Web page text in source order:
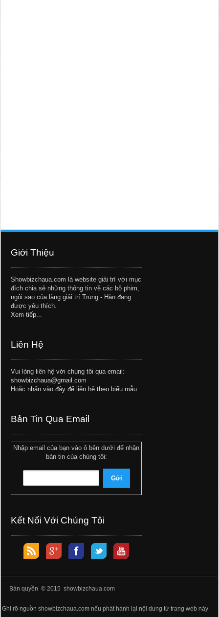
Giới Thiệu
Showbizchaua.com là website giải trí với mục
đích chia sẻ những thông tin về các bộ phim,
ngôi sao của làng giải trí Trung - Hàn đang
được yêu thích.
Xem tiếp...
Liên Hệ
Vui lòng liên hệ với chúng tôi qua email:
showbizchaua@gmail.com
Hoặc nhấn vào đây để liên hệ theo biểu mẫu
Bản Tin Qua Email
Nhập email của bạn vào ô bên dưới để nhận
bản tin của chúng tôi:
Kết Nối Với Chúng Tôi
Bản quyền © 2015 showbizchaua.com
Ghi rõ nguồn showbizchaua.com nếu phát hành lại nội dung từ trang web này